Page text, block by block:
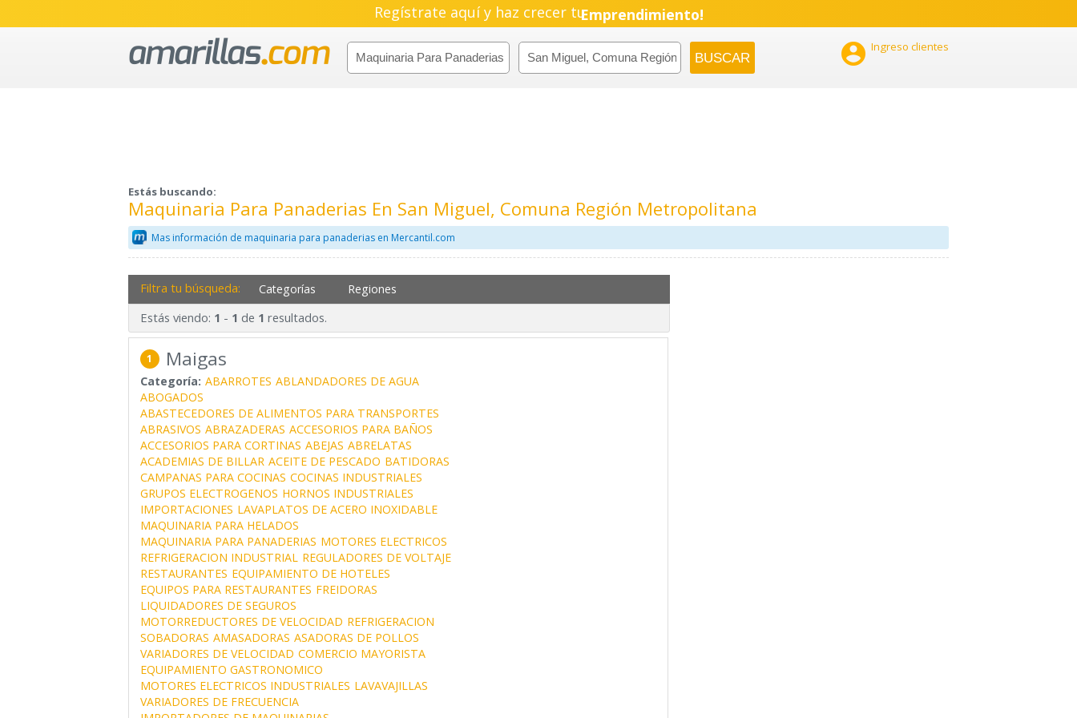
Regístrate aquí y haz crecer tuEmprendimiento!
 Ingreso clientes
Estás buscando:
Maquinaria Para Panaderias En San Miguel, Comuna Región Metropolitana
Mas información de maquinaria para panaderias en Mercantil.com
Filtra tu búsqueda: Categorías Regiones
Estás viendo: 1 - 1 de 1 resultados.
1 Maigas
Categoría: ABARROTES ABLANDADORES DE AGUA
ABOGADOS
ABASTECEDORES DE ALIMENTOS PARA TRANSPORTES
ABRASIVOS ABRAZADERAS ACCESORIOS PARA BAÑOS
ACCESORIOS PARA CORTINAS ABEJAS ABRELATAS
ACADEMIAS DE BILLAR ACEITE DE PESCADO BATIDORAS
CAMPANAS PARA COCINAS COCINAS INDUSTRIALES
GRUPOS ELECTROGENOS HORNOS INDUSTRIALES
IMPORTACIONES LAVAPLATOS DE ACERO INOXIDABLE
MAQUINARIA PARA HELADOS
MAQUINARIA PARA PANADERIAS MOTORES ELECTRICOS
REFRIGERACION INDUSTRIAL REGULADORES DE VOLTAJE
RESTAURANTES EQUIPAMIENTO DE HOTELES
EQUIPOS PARA RESTAURANTES FREIDORAS
LIQUIDADORES DE SEGUROS
MOTORREDUCTORES DE VELOCIDAD REFRIGERACION
SOBADORAS AMASADORAS ASADORAS DE POLLOS
VARIADORES DE VELOCIDAD COMERCIO MAYORISTA
EQUIPAMIENTO GASTRONOMICO
MOTORES ELECTRICOS INDUSTRIALES LAVAVAJILLAS
VARIADORES DE FRECUENCIA